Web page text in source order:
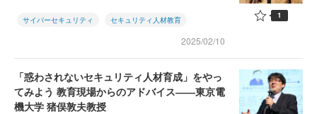
サイバーセキュリティ セキュリティ人材教育
2025/02/10
1
「惑わされないセキュリティ人材育成」をやっ
てみよう 教育現場からのアドバイス――東京電
機大学 猪俣敦夫教授